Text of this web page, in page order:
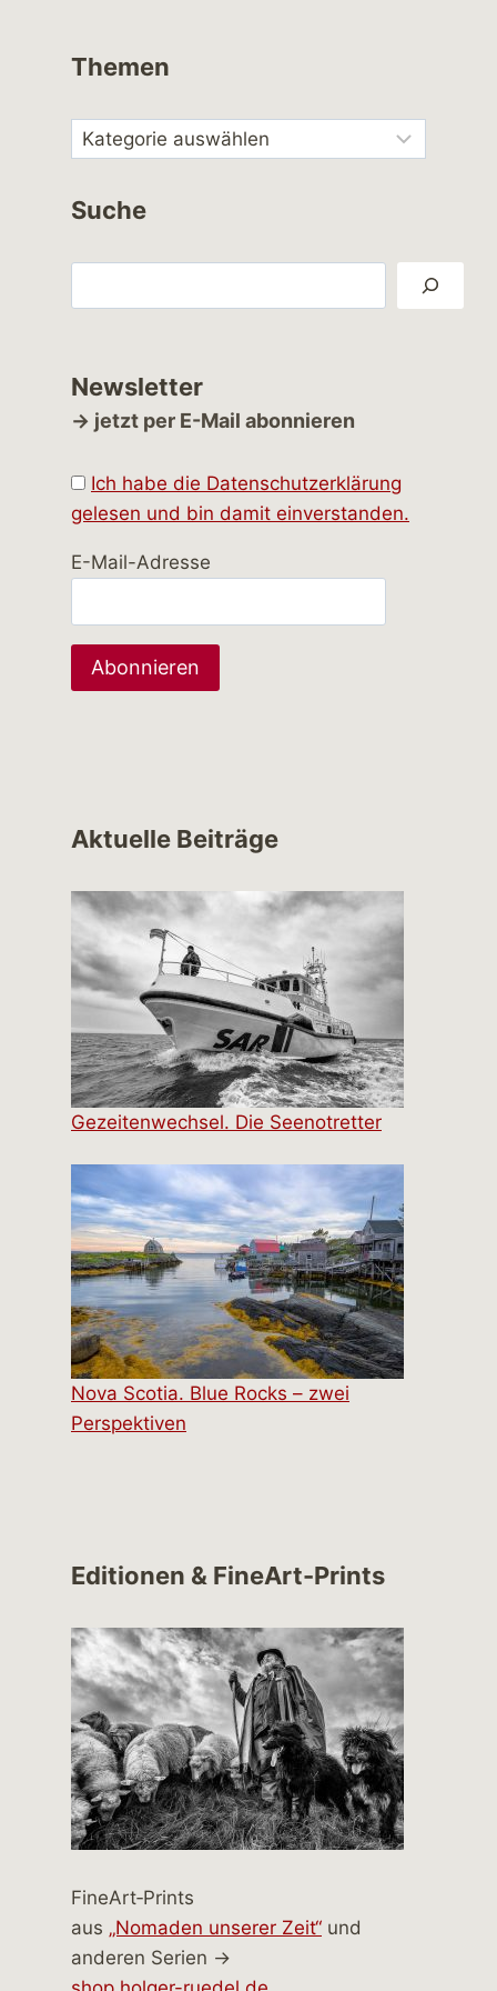
Themen
Suche
Newsletter
→ jetzt per E-Mail abonnieren
Ich habe die Datenschutzerklärung
gelesen und bin damit einverstanden.
E-Mail-Adresse
Aktuelle Beiträge
Gezeitenwechsel. Die Seenotretter
Nova Scotia. Blue Rocks – zwei
Perspektiven
Editionen & FineArt-Prints
FineArt‑Prints
aus „Nomaden unserer Zeit“ und
anderen Serien →